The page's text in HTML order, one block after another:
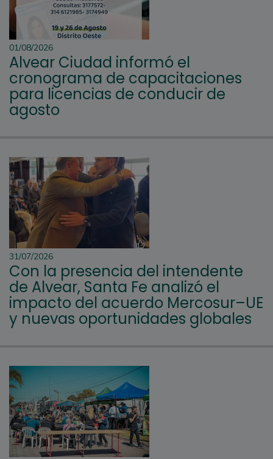
01/08/2026
Alvear Ciudad informó el
cronograma de capacitaciones
para licencias de conducir de
agosto
31/07/2026
Con la presencia del intendente
de Alvear, Santa Fe analizó el
impacto del acuerdo Mercosur–UE
y nuevas oportunidades globales